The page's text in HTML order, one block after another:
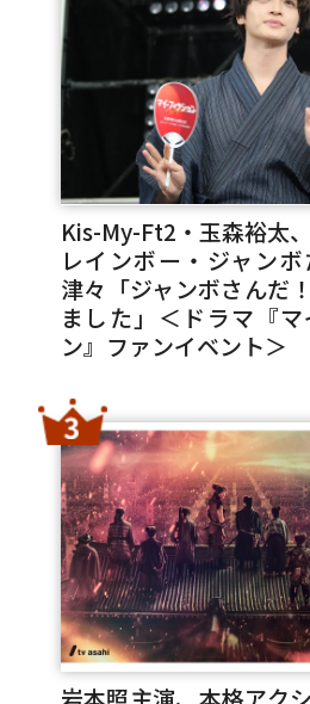
Kis-My-Ft2・玉森裕太
レインボー・ジャン
津々「ジャンボさんだ
ました」＜ドラマ『
ン』ファンイベント＞